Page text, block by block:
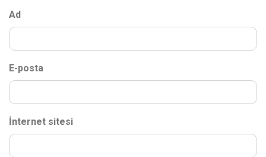
Ad
E-posta
İnternet sitesi